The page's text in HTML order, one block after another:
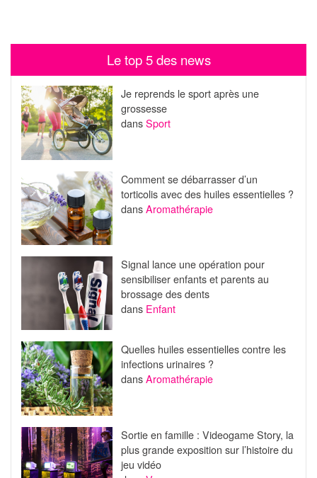
Le top 5 des news
Je reprends le sport après une
grossesse
dansSport
Comment se débarrasser d’un
torticolis avec des huiles essentielles ?
dansAromathérapie
Signal lance une opération pour
sensibiliser enfants et parents au
brossage des dents
dans Enfant
Quelles huiles essentielles contre les
infections urinaires ?
dansAromathérapie
Sortie en famille : Videogame Story, la
plus grande exposition sur l’histoire du
jeu vidéo